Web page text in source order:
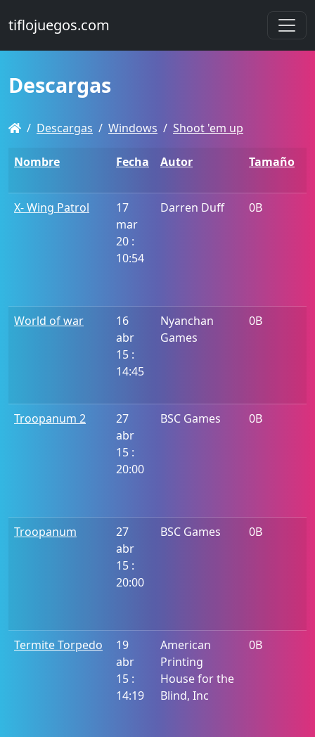
tiflojuegos.com
Descargas
Descargas Windows Shoot 'em up
Nombre Fecha Autor Tamaño
X- Wing Patrol
17
mar
20 :
10:54
Darren Duff 0B
World of war
16
abr
15 :
14:45
Nyanchan
Games
0B
Troopanum 2
27
abr
15 :
20:00
BSC Games 0B
Troopanum
27
abr
15 :
20:00
BSC Games 0B
Termite Torpedo
19
abr
15 :
14:19
American
Printing
House for the
Blind, Inc
0B